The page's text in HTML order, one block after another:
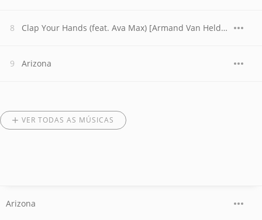
Clap Your Hands (feat. Ava Max) [Armand Van Helden + Vasta Remix]
Arizona
VER TODAS AS MÚSICAS
Arizona